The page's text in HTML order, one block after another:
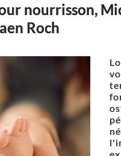
nourrisson,
Roch